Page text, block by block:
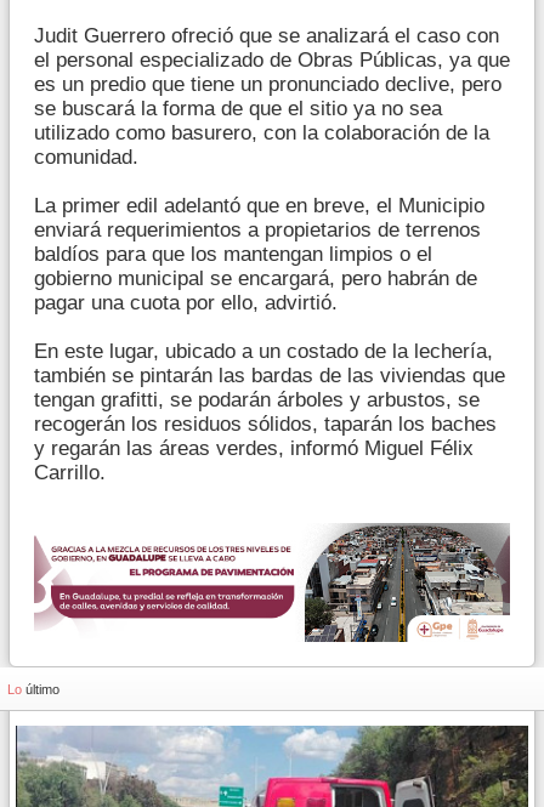
Judit Guerrero ofreció que se analizará el caso con
el personal especializado de Obras Públicas, ya que
es un predio que tiene un pronunciado declive, pero
se buscará la forma de que el sitio ya no sea
utilizado como basurero, con la colaboración de la
comunidad.
La primer edil adelantó que en breve, el Municipio
enviará requerimientos a propietarios de terrenos
baldíos para que los mantengan limpios o el
gobierno municipal se encargará, pero habrán de
pagar una cuota por ello, advirtió.
En este lugar, ubicado a un costado de la lechería,
también se pintarán las bardas de las viviendas que
tengan grafitti, se podarán árboles y arbustos, se
recogerán los residuos sólidos, taparán los baches
y regarán las áreas verdes, informó Miguel Félix
Carrillo.
Lo último